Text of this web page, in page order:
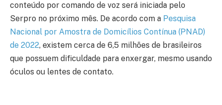
conteúdo por comando de voz será iniciada pelo
Serpro no próximo mês. De acordo com a Pesquisa
Nacional por Amostra de Domicílios Contínua (PNAD)
de 2022, existem cerca de 6,5 milhões de brasileiros
que possuem dificuldade para enxergar, mesmo usando
óculos ou lentes de contato.